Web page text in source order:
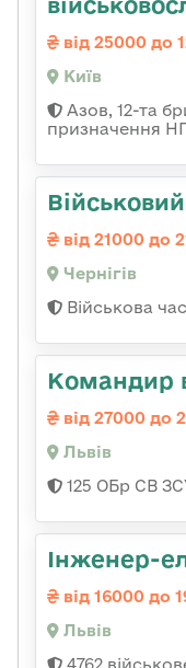
від 25000 до
Київ
Азов, 12-та
призначення
від 21000 до
Чернігів
Військова
Командир
від 27000 до
Львів
125 ОБр СВ
Інженер-
від 16000 до
Львів
4762